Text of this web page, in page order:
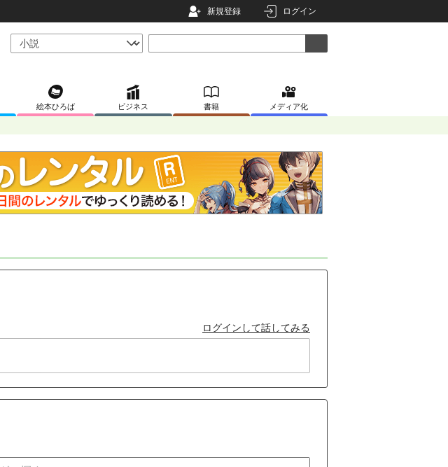
新規登録 ログイン
絵本ひろば ビジネス 書籍 メディア化
ログインして話してみる